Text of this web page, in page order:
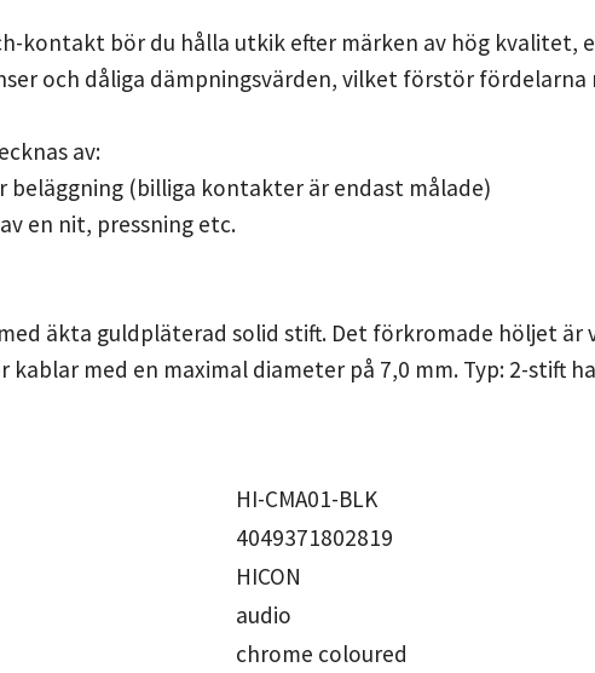
kontakt bör du hålla utkik efter märken av hög kvalitet,
och dåliga dämpningsvärden, vilket förstör fördelarna
av:
(billiga kontakter är endast målade)
en nit, pressning etc.
äkta guldpläterad solid stift. Det förkromade höljet är
för kablar med en maximal diameter på 7,0 mm.
HI-CMA01-BLK
4049371802819
HICON
audio
chrome